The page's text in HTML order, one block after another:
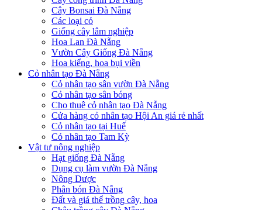
Cây Bonsai Đà Nẵng
Các loại cỏ
Giống cây lâm nghiệp
Hoa Lan Đà Nẵng
Vườn Cây Giống Đà Nẵng
Hoa kiểng, hoa bụi viền
Cỏ nhân tạo Đà Nẵng
Cỏ nhân tạo sân vườn Đà Nẵng
Cỏ nhân tạo sân bóng
Cho thuê cỏ nhân tạo Đà Nẵng
Cửa hàng cỏ nhân tạo Hội An giá rẻ nhất
Cỏ nhân tạo tại Huế
Cỏ nhân tạo Tam Kỳ
Vật tư nông nghiệp
Hạt giống Đà Nẵng
Dụng cụ làm vườn Đà Nẵng
Nông Dược
Phân bón Đà Nẵng
Đất và giá thể trồng cây, hoa